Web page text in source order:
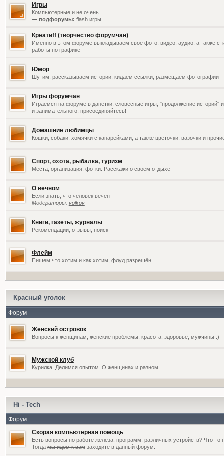
Игры
Компьютерные и не очень
— подфорумы: flash игры
Креатиff (творчество форумчан)
Именно в этом форуме выкладываем своё фото, видео, аудио, а также
работы по графике
Юмор
Шутим, рассказываем истории, кидаем ссылки, размещаем фотографии
Игры форумчан
Играемся на форуме в данетки, словесные игры, "продолжение историй"
и занимательного, присоединяйтесь!
Домашние любимцы
Кошки, собаки, хомячки с канарейками, а также цветочки, вазочки и
Спорт, охота, рыбалка, туризм
Места, организация, фотки. Расскажи о своем отдыхе
О вечном
Если знать, что человек вечен
Модераторы: volkov
Книги, газеты, журналы
Рекомендации, отзывы, поиск
Флейм
Пишем что хотим и как хотим, флуд разрешён
Красный уголок
Форум
Женский островок
Вопросы к женщинам, женские проблемы, красота, здоровье, мужчины :)
Мужской клуб
Курилка. Делимся опытом. О женщинах и разном.
Hi - Tech
Форум
Скорая компьютерная помощь
Есть вопросы по работе железа, программ, различных устройств? Что-то
Тогдамы идём к вамзаходите в данный форум.